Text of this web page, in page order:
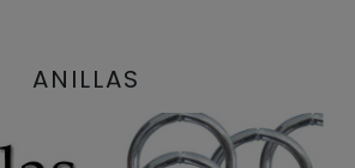
ANILLAS